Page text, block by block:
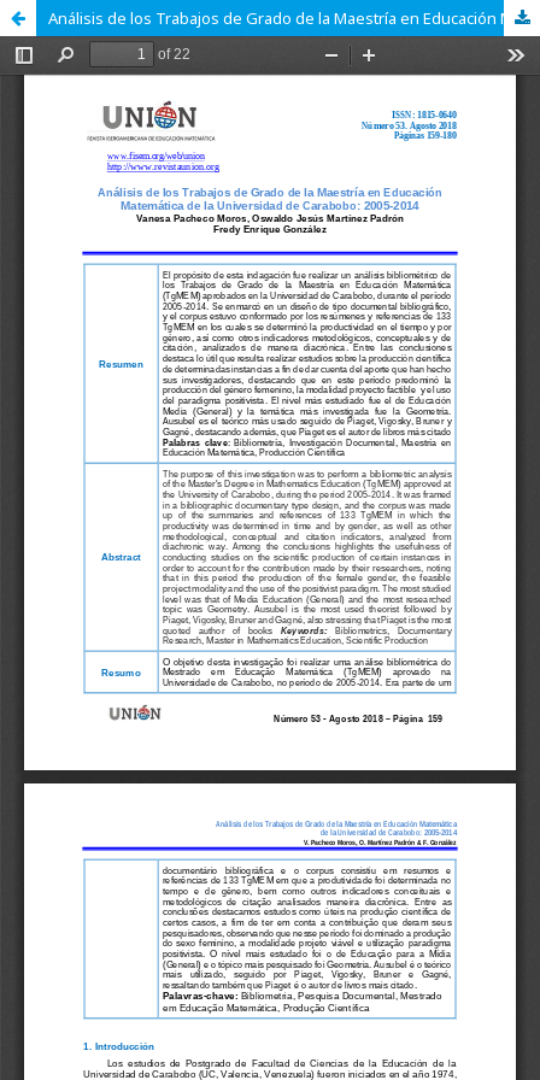
Análisis de los Trabajos de Grado de la Maestría en Educación Matemática de la Universidad de Carabobo: 2005-2014